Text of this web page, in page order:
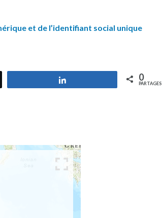
et de l’identifiant social unique
0
PARTAGES